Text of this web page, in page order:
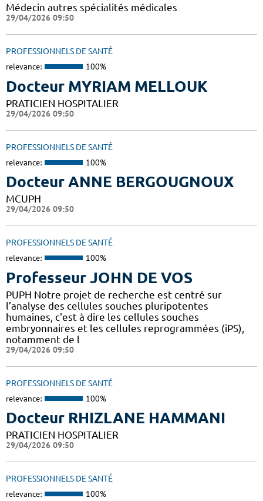
Médecin autres spécialités médicales
29/04/2026 09:50
PROFESSIONNELS DE SANTÉ
relevance: 100%
Docteur MYRIAM MELLOUK
PRATICIEN HOSPITALIER
29/04/2026 09:50
PROFESSIONNELS DE SANTÉ
relevance: 100%
Docteur ANNE BERGOUGNOUX
MCUPH
29/04/2026 09:50
PROFESSIONNELS DE SANTÉ
relevance: 100%
Professeur JOHN DE VOS
PUPH Notre projet de recherche est centré sur
l’analyse des cellules souches pluripotentes
humaines, c'est à dire les cellules souches
embryonnaires et les cellules reprogrammées (iPS),
notamment de l
29/04/2026 09:50
PROFESSIONNELS DE SANTÉ
relevance: 100%
Docteur RHIZLANE HAMMANI
PRATICIEN HOSPITALIER
29/04/2026 09:50
PROFESSIONNELS DE SANTÉ
relevance: 100%